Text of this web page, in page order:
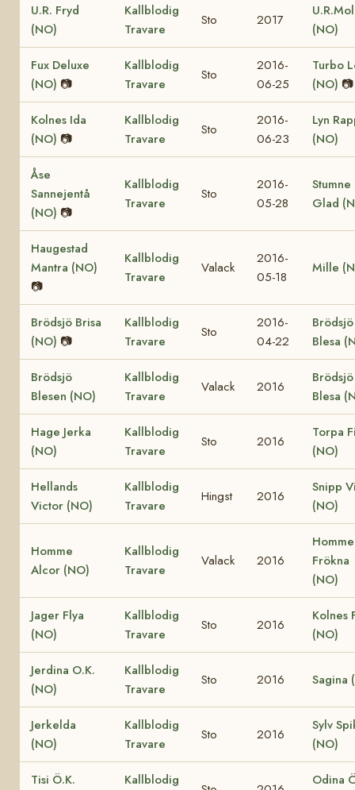
U.R. Fryd
(NO)
Kallblodig
Travare
Sto 2017
(NO)
Fux Deluxe
(NO) 📷
Kallblodig
Travare
Sto
2016-
06-25
Turbo
(NO) 📷
Kolnes Ida
(NO) 📷
Kallblodig
Travare
Sto
2016-
06-23
Lyn
(NO)
Åse
Sannejentå
(NO) 📷
Kallblodig
Travare
Sto
2016-
05-28
Stumne
Glad
Haugestad
Mantra (NO)
📷
Kallblodig
Travare
Valack
2016-
05-18
Mille
Brödsjö Brisa
(NO) 📷
Kallblodig
Travare
Sto
2016-
04-22
Brödsjö
Blesa
Brödsjö
Blesen (NO)
Kallblodig
Travare
Valack 2016
Brödsjö
Blesa
Hage Jerka
(NO)
Kallblodig
Travare
Sto 2016
Torpa
(NO)
Hellands
Victor (NO)
Kallblodig
Travare
Hingst 2016
Snipp
(NO)
Homme
Alcor (NO)
Kallblodig
Travare
Valack 2016
Homme
Frökna
(NO)
Jager Flya
(NO)
Kallblodig
Travare
Sto 2016
Kolnes
(NO)
Jerdina O.K.
(NO)
Kallblodig
Travare
Sto 2016 Sagina
Jerkelda
(NO)
Kallblodig
Travare
Sto 2016
Sylv
(NO)
Tisi Ö.K.
Kallblodig
Odina